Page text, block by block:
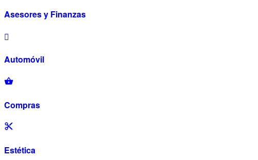
Asesores y Finanzas
Automóvil
Compras
Estética